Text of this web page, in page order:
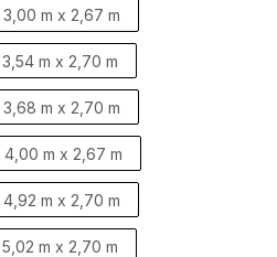
3,00 m x 2,67 m
3,54 m x 2,70 m
3,68 m x 2,70 m
4,00 m x 2,67 m
4,92 m x 2,70 m
5,02 m x 2,70 m